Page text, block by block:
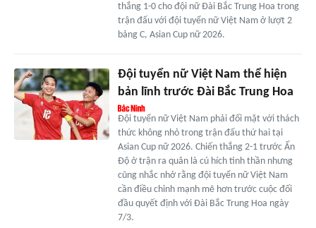
thắng 1-0 cho đội nữ Đài Bắc Trung Hoa trong
trận đấu với đội tuyển nữ Việt Nam ở lượt 2
bảng C, Asian Cup nữ 2026.
Đội tuyển nữ Việt Nam thể hiện
bản lĩnh trước Đài Bắc Trung Hoa
Đội tuyển nữ Việt Nam phải đối mặt với thách
thức không nhỏ trong trận đấu thứ hai tại
Asian Cup nữ 2026. Chiến thắng 2-1 trước Ấn
Độ ở trận ra quân là cú hích tinh thần nhưng
cũng nhắc nhở rằng đội tuyển nữ Việt Nam
cần điều chỉnh mạnh mẽ hơn trước cuộc đối
đầu quyết định với Đài Bắc Trung Hoa ngày
7/3.